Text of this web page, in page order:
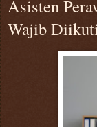
Asisten
Wajib